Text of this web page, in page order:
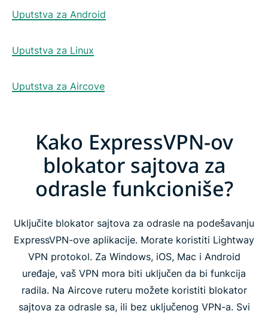
Uputstva za Android
Uputstva za Linux
Uputstva za Aircove
Kako ExpressVPN-ov
blokator sajtova za
odrasle funkcioniše?
Uključite blokator sajtova za odrasle na podešavanju
ExpressVPN-ove aplikacije. Morate koristiti Lightway
VPN protokol. Za Windows, iOS, Mac i Android
uređaje, vaš VPN mora biti uključen da bi funkcija
radila. Na Aircove ruteru možete koristiti blokator
sajtova za odrasle sa, ili bez uključenog VPN-a. Svi